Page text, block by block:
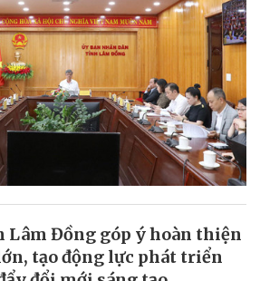
Lâm Đồng góp ý hoàn thiện
tạo động lực phát triển